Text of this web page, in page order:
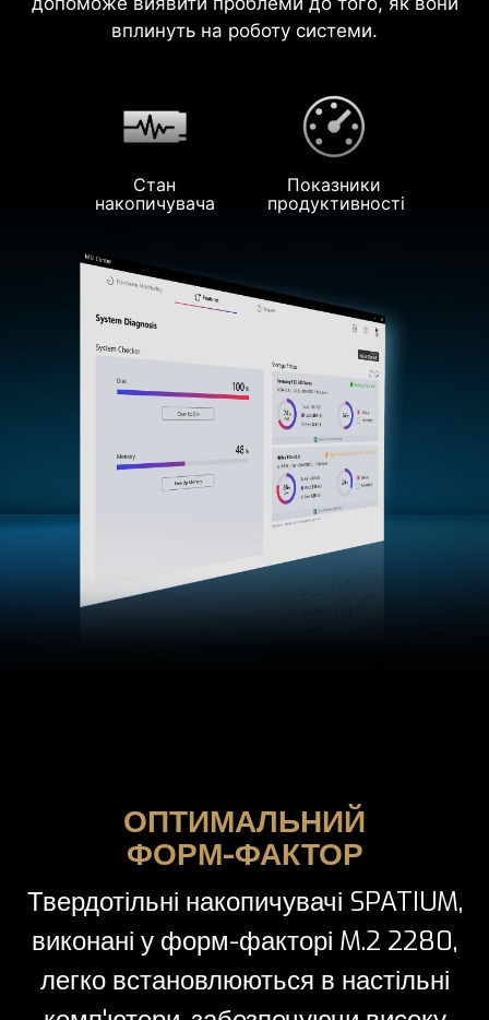
вплинуть на роботу системи.
Стан
накопичувача
Показники
продуктивності
ОПТИМАЛЬНИЙ
ФОРМ-ФАКТОР
Твердотільні накопичувачі SPATIUM,
виконані у форм-факторі M.2 2280,
легко встановлюються в настільні